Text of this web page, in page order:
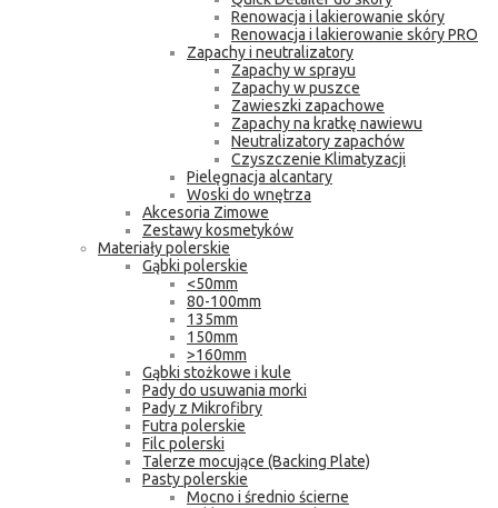
Renowacja i lakierowanie skóry
Renowacja i lakierowanie skóry PRO
Zapachy i neutralizatory
Zapachy w sprayu
Zapachy w puszce
Zawieszki zapachowe
Zapachy na kratkę nawiewu
Neutralizatory zapachów
Czyszczenie Klimatyzacji
Pielęgnacja alcantary
Woski do wnętrza
Akcesoria Zimowe
Zestawy kosmetyków
Materiały polerskie
Gąbki polerskie
<50mm
80-100mm
135mm
150mm
>160mm
Gąbki stożkowe i kule
Pady do usuwania morki
Pady z Mikrofibry
Futra polerskie
Filc polerski
Talerze mocujące (Backing Plate)
Pasty polerskie
Mocno i średnio ścierne